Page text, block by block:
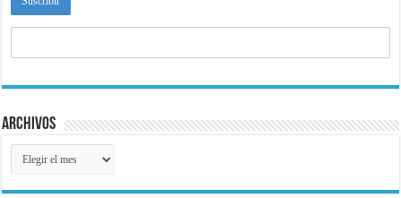
Archivos
Archivos